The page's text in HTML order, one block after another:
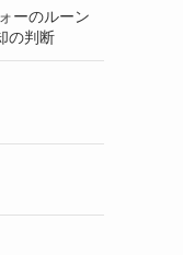
ーのルーン
の判断